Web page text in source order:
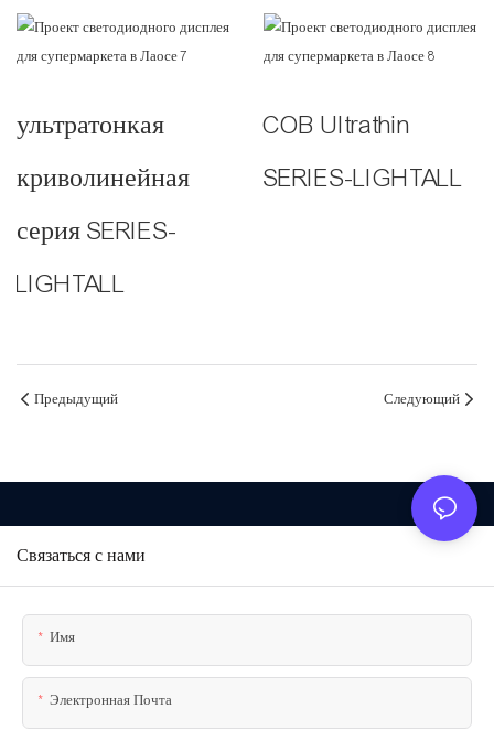
ультратонкая
криволинейная
серия SERIES-
LIGHTALL
COB Ultrathin
SERIES-LIGHTALL
Предыдущий Следующий
Связаться с нами
Имя
Электронная Почта